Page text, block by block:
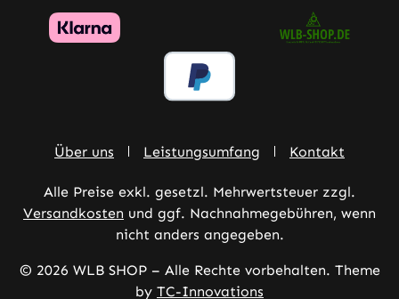
Über uns Leistungsumfang Kontakt
Alle Preise exkl. gesetzl. Mehrwertsteuer zzgl.
Versandkosten und ggf. Nachnahmegebühren, wenn
nicht anders angegeben.
© 2026 WLB SHOP – Alle Rechte vorbehalten. Theme
by TC-Innovations